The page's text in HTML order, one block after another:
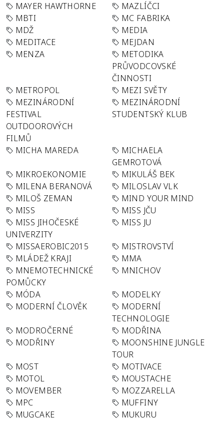
MAYER HAWTHORNE
MAZLÍČCI
MBTI
MC FABRIKA
MDŽ
MEDIA
MEDITACE
MEJDAN
MENZA
METODIKA
PRŮVODCOVSKÉ
ČINNOSTI
METROPOL
MEZI SVĚTY
MEZINÁRODNÍ
FESTIVAL
OUTDOOROVÝCH
FILMŮ
MEZINÁRODNÍ
STUDENTSKÝ KLUB
MICHA MAREDA
MICHAELA
GEMROTOVÁ
MIKROEKONOMIE
MIKULÁŠ BEK
MILENA BERANOVÁ
MILOSLAV VLK
MILOŠ ZEMAN
MIND YOUR MIND
MISS
MISS JČU
MISS JIHOČESKÉ
UNIVERZITY
MISS JU
MISSAEROBIC2015
MISTROVSTVÍ
MLÁDEŽ KRAJI
MMA
MNEMOTECHNICKÉ
POMŮCKY
MNICHOV
MÓDA
MODELKY
MODERNÍ ČLOVĚK
MODERNÍ
TECHNOLOGIE
MODROČERNÉ
MODŘINA
MODŘINY
MOONSHINE JUNGLE
TOUR
MOST
MOTIVACE
MOTOL
MOUSTACHE
MOVEMBER
MOZZARELLA
MPC
MUFFINY
MUGCAKE
MUKURU